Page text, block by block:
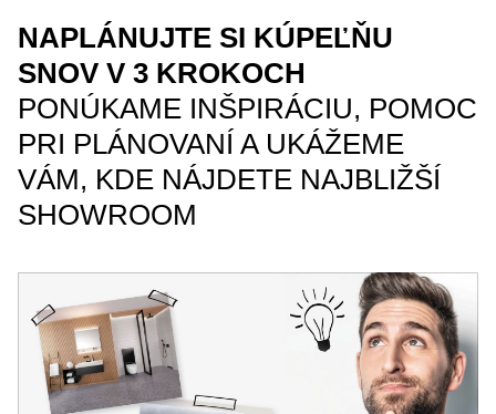
NAPLÁNUJTE SI KÚPEĽŇU
SNOV V 3 KROKOCH
PONÚKAME INŠPIRÁCIU, POMOC
PRI PLÁNOVANÍ A UKÁŽEME
VÁM, KDE NÁJDETE NAJBLIŽŠÍ
SHOWROOM